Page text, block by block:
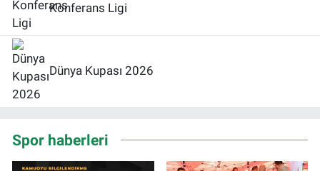
Konferans Ligi
Dünya Kupası 2026
Spor haberleri